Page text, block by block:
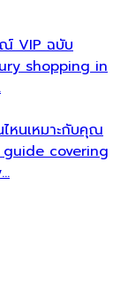
ณ์ VIP ฉบับ
shopping in
หนเหมาะกับคุณ
covering